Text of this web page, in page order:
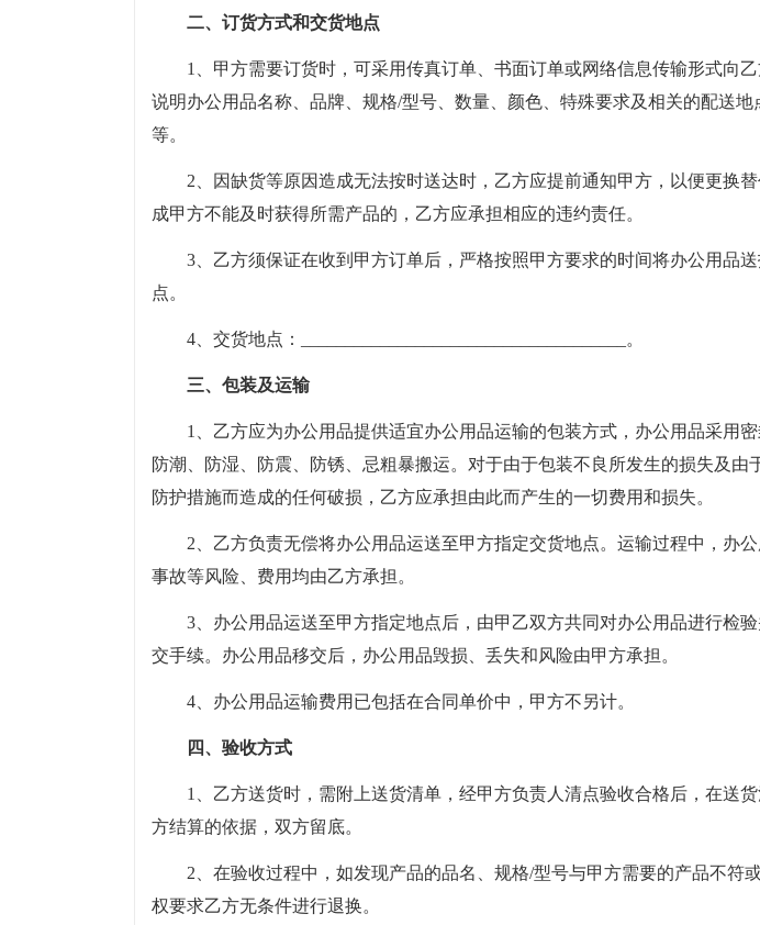
二、订货方式和交货地点
1、甲方需要订货时，可采用传真订单、书面订单或网络信息传输形式向
说明办公用品名称、品牌、规格/型号、数量、颜色、特殊要求及相关的配送
等。
2、因缺货等原因造成无法按时送达时，乙方应提前通知甲方，以便更换
成甲方不能及时获得所需产品的，乙方应承担相应的违约责任。
3、乙方须保证在收到甲方订单后，严格按照甲方要求的时间将办公用品
点。
4、交货地点：_____________________________________。
三、包装及运输
1、乙方应为办公用品提供适宜办公用品运输的包装方式，办公用品采用
防潮、防湿、防震、防锈、忌粗暴搬运。对于由于包装不良所发生的损失及由
防护措施而造成的任何破损，乙方应承担由此而产生的一切费用和损失。
2、乙方负责无偿将办公用品运送至甲方指定交货地点。运输过程中，办
事故等风险、费用均由乙方承担。
3、办公用品运送至甲方指定地点后，由甲乙双方共同对办公用品进行检
交手续。办公用品移交后，办公用品毁损、丢失和风险由甲方承担。
4、办公用品运输费用已包括在合同单价中，甲方不另计。
四、验收方式
1、乙方送货时，需附上送货清单，经甲方负责人清点验收合格后，在送
方结算的依据，双方留底。
2、在验收过程中，如发现产品的品名、规格/型号与甲方需要的产品不符
权要求乙方无条件进行退换。